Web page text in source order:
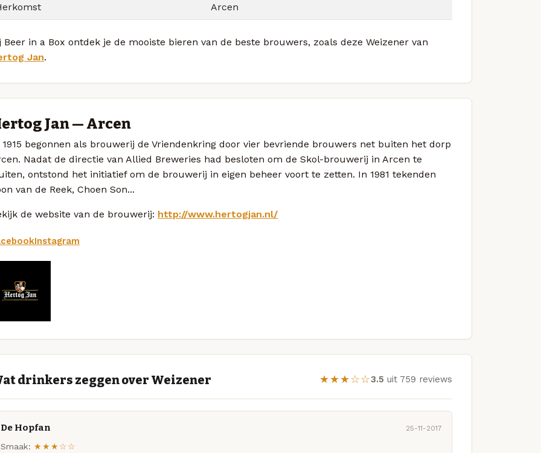
Arcen
Beer in a Box ontdek je de mooiste bieren van de beste brouwers, zoals deze Weizener van
Jan.
Jan — Arcen
1915 begonnen als brouwerij de Vriendenkring door vier bevriende brouwers net buiten het dorp
Nadat de directie van Allied Breweries had besloten om de Skol-brouwerij in Arcen te
ontstond het initiatief om de brouwerij in eigen beheer voort te zetten. In 1981 tekenden
van de Reek, Choen Son...
de website van de brouwerij: http://www.hertogjan.nl/
Instagram
drinkers zeggen over Weizener ★★★☆☆3.5 uit 759 reviews
De Hopfan 25-11-2017
Smaak: ★★★☆☆